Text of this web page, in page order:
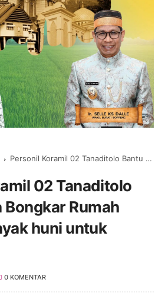
Personil Koramil 02 Tanaditolo Bantu warga Bongkar Rumah yang tidak layak huni untuk diganti
02 Tanaditolo
Bongkar Rumah
huni untuk
0 KOMENTAR